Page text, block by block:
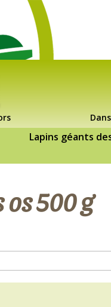
Lapins géants
500 g